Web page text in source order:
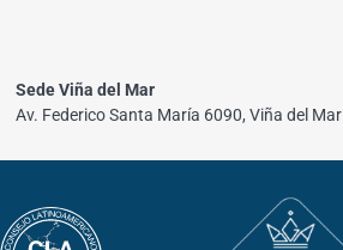
Sede Viña del Mar
Av. Federico Santa María 6090, Viña del Mar